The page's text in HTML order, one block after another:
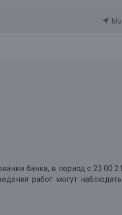
банка, в период с 23:00
работ могут